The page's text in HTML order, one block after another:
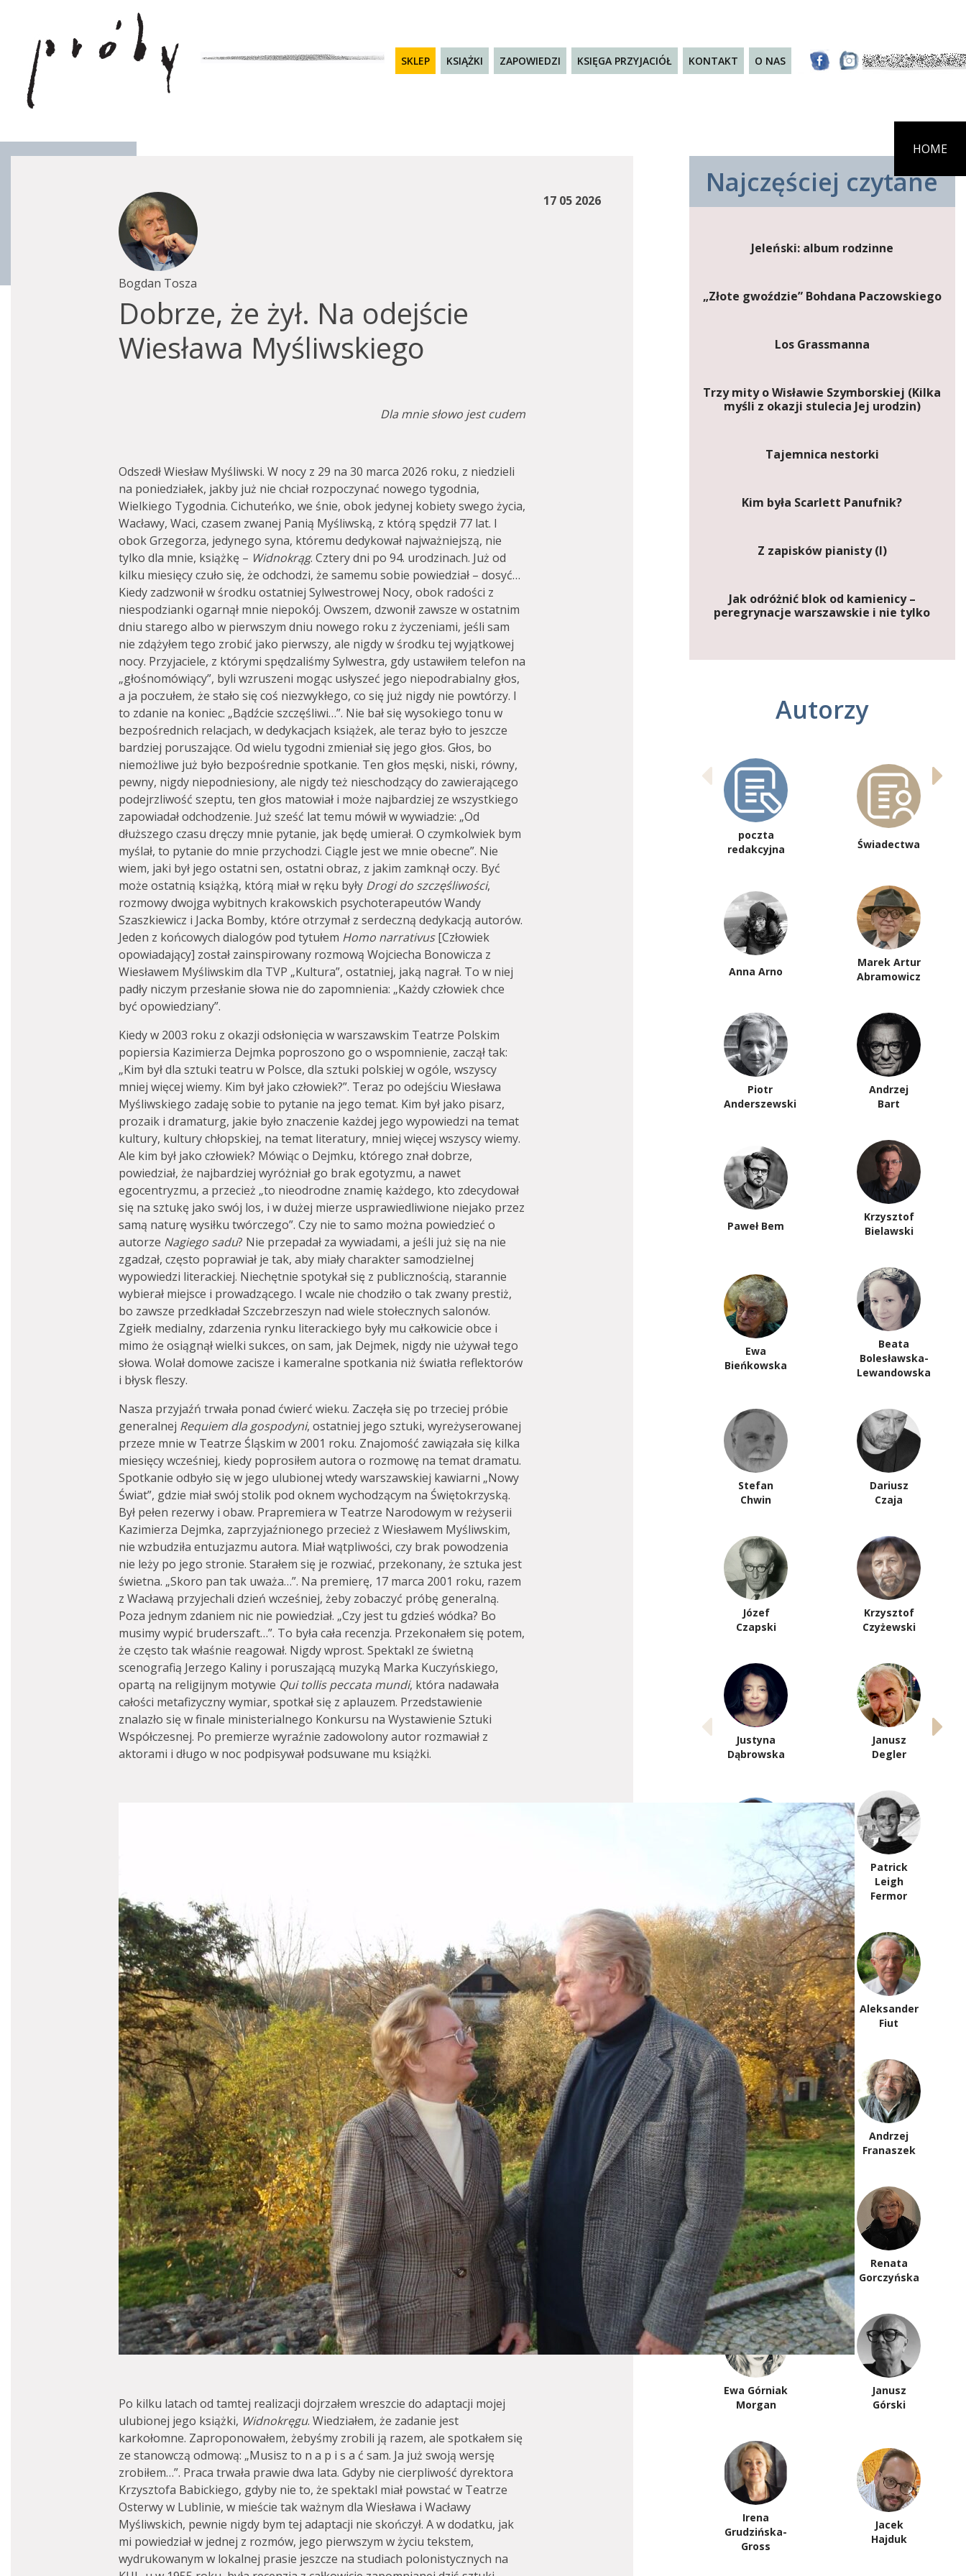
SKLEP KSIĄŻKI ZAPOWIEDZI KSIĘGA PRZYJACIÓŁ KONTAKT O NAS
HOME
17 05 2026
Bogdan Tosza
Dobrze, że żył. Na odejście
Wiesława Myśliwskiego
Dla mnie słowo jest cudem
Odszedł Wiesław Myśliwski. W nocy z 29 na 30 marca 2026 roku, z niedzieli
na poniedziałek, jakby już nie chciał rozpoczynać nowego tygodnia,
Wielkiego Tygodnia. Cichuteńko, we śnie, obok jedynej kobiety swego życia,
Wacławy, Waci, czasem zwanej Panią Myśliwską, z którą spędził 77 lat. I
obok Grzegorza, jedynego syna, któremu dedykował najważniejszą, nie
tylko dla mnie, książkę – Widnokrąg. Cztery dni po 94. urodzinach. Już od
kilku miesięcy czuło się, że odchodzi, że samemu sobie powiedział – dosyć…
Kiedy zadzwonił w środku ostatniej Sylwestrowej Nocy, obok radości z
niespodzianki ogarnął mnie niepokój. Owszem, dzwonił zawsze w ostatnim
dniu starego albo w pierwszym dniu nowego roku z życzeniami, jeśli sam
nie zdążyłem tego zrobić jako pierwszy, ale nigdy w środku tej wyjątkowej
nocy. Przyjaciele, z którymi spędzaliśmy Sylwestra, gdy ustawiłem telefon na
„głośnomówiący”, byli wzruszeni mogąc usłyszeć jego niepodrabialny głos,
a ja poczułem, że stało się coś niezwykłego, co się już nigdy nie powtórzy. I
to zdanie na koniec: „Bądźcie szczęśliwi…”. Nie bał się wysokiego tonu w
bezpośrednich relacjach, w dedykacjach książek, ale teraz było to jeszcze
bardziej poruszające. Od wielu tygodni zmieniał się jego głos. Głos, bo
niemożliwe już było bezpośrednie spotkanie. Ten głos męski, niski, równy,
pewny, nigdy niepodniesiony, ale nigdy też nieschodzący do zawierającego
podejrzliwość szeptu, ten głos matowiał i może najbardziej ze wszystkiego
zapowiadał odchodzenie. Już sześć lat temu mówił w wywiadzie: „Od
dłuższego czasu dręczy mnie pytanie, jak będę umierał. O czymkolwiek bym
myślał, to pytanie do mnie przychodzi. Ciągle jest we mnie obecne”. Nie
wiem, jaki był jego ostatni sen, ostatni obraz, z jakim zamknął oczy. Być
może ostatnią książką, którą miał w ręku były Drogi do szczęśliwości,
rozmowy dwojga wybitnych krakowskich psychoterapeutów Wandy
Szaszkiewicz i Jacka Bomby, które otrzymał z serdeczną dedykacją autorów.
Jeden z końcowych dialogów pod tytułem Homo narrativus[Człowiek
opowiadający] został zainspirowany rozmową Wojciecha Bonowicza z
Wiesławem Myśliwskim dla TVP „Kultura”, ostatniej, jaką nagrał. To w niej
padły niczym przesłanie słowa nie do zapomnienia: „Każdy człowiek chce
być opowiedziany”.
Kiedy w 2003 roku z okazji odsłonięcia w warszawskim Teatrze Polskim
popiersia Kazimierza Dejmka poproszono go o wspomnienie, zaczął tak:
„Kim był dla sztuki teatru w Polsce, dla sztuki polskiej w ogóle, wszyscy
mniej więcej wiemy. Kim był jako człowiek?”. Teraz po odejściu Wiesława
Myśliwskiego zadaję sobie to pytanie na jego temat. Kim był jako pisarz,
prozaik i dramaturg, jakie było znaczenie każdej jego wypowiedzi na temat
kultury, kultury chłopskiej, na temat literatury, mniej więcej wszyscy wiemy.
Ale kim był jako człowiek? Mówiąc o Dejmku, którego znał dobrze,
powiedział, że najbardziej wyróżniał go brak egotyzmu, a nawet
egocentryzmu, a przecież „to nieodrodne znamię każdego, kto zdecydował
się na sztukę jako swój los, i w dużej mierze usprawiedliwione niejako przez
samą naturę wysiłku twórczego”. Czy nie to samo można powiedzieć o
autorze Nagiego sadu? Nie przepadał za wywiadami, a jeśli już się na nie
zgadzał, często poprawiał je tak, aby miały charakter samodzielnej
wypowiedzi literackiej. Niechętnie spotykał się z publicznością, starannie
wybierał miejsce i prowadzącego. I wcale nie chodziło o tak zwany prestiż,
bo zawsze przedkładał Szczebrzeszyn nad wiele stołecznych salonów.
Zgiełk medialny, zdarzenia rynku literackiego były mu całkowicie obce i
mimo że osiągnął wielki sukces, on sam, jak Dejmek, nigdy nie używał tego
słowa. Wolał domowe zacisze i kameralne spotkania niż światła reflektorów
i błysk fleszy.
Nasza przyjaźń trwała ponad ćwierć wieku. Zaczęła się po trzeciej próbie
generalnej Requiem dla gospodyni, ostatniej jego sztuki, wyreżyserowanej
przeze mnie w Teatrze Śląskim w 2001 roku. Znajomość zawiązała się kilka
miesięcy wcześniej, kiedy poprosiłem autora o rozmowę na temat dramatu.
Spotkanie odbyło się w jego ulubionej wtedy warszawskiej kawiarni „Nowy
Świat”, gdzie miał swój stolik pod oknem wychodzącym na Świętokrzyską.
Był pełen rezerwy i obaw. Prapremiera w Teatrze Narodowym w reżyserii
Kazimierza Dejmka, zaprzyjaźnionego przecież z Wiesławem Myśliwskim,
nie wzbudziła entuzjazmu autora. Miał wątpliwości, czy brak powodzenia
nie leży po jego stronie. Starałem się je rozwiać, przekonany, że sztuka jest
świetna. „Skoro pan tak uważa…”. Na premierę, 17 marca 2001 roku, razem
z Wacławą przyjechali dzień wcześniej, żeby zobaczyć próbę generalną.
Poza jednym zdaniem nic nie powiedział. „Czy jest tu gdzieś wódka? Bo
musimy wypić bruderszaft…”. To była cała recenzja. Przekonałem się potem,
że często tak właśnie reagował. Nigdy wprost. Spektakl ze świetną
scenografią Jerzego Kaliny i poruszającą muzyką Marka Kuczyńskiego,
opartą na religijnym motywie Qui tollis peccata mundi, która nadawała
całości metafizyczny wymiar, spotkał się z aplauzem. Przedstawienie
znalazło się w finale ministerialnego Konkursu na Wystawienie Sztuki
Współczesnej. Po premierze wyraźnie zadowolony autor rozmawiał z
aktorami i długo w noc podpisywał podsuwane mu książki.
Po kilku latach od tamtej realizacji dojrzałem wreszcie do adaptacji mojej
ulubionej jego książki, Widnokręgu. Wiedziałem, że zadanie jest
karkołomne. Zaproponowałem, żebyśmy zrobili ją razem, ale spotkałem się
ze stanowczą odmową: „Musisz to n a p i s a ć sam. Ja już swoją wersję
zrobiłem…”. Praca trwała prawie dwa lata. Gdyby nie cierpliwość dyrektora
Krzysztofa Babickiego, gdyby nie to, że spektakl miał powstać w Teatrze
Osterwy w Lublinie, w mieście tak ważnym dla Wiesława i Wacławy
Myśliwskich, pewnie nigdy bym tej adaptacji nie skończył. A w dodatku, jak
mi powiedział w jednej z rozmów, jego pierwszym w życiu tekstem,
wydrukowanym w lokalnej prasie jeszcze na studiach polonistycznych na
Najczęściej czytane
Jeleński: album rodzinne
„Złote gwoździe” Bohdana Paczowskiego
Los Grassmanna
Trzy mity o Wisławie Szymborskiej (Kilka
myśli z okazji stulecia Jej urodzin)
Tajemnica nestorki
Kim była Scarlett Panufnik?
Z zapisków pianisty (I)
Jak odróżnić blok od kamienicy –
peregrynacje warszawskie i nie tylko
Autorzy
poczta
redakcyjna
Świadectwa
Anna Arno
Marek Artur
Abramowicz
Piotr
Anderszewski
Andrzej
Bart
Paweł Bem
Krzysztof
Bielawski
Ewa
Bieńkowska
Beata
Bolesławska-
Lewandowska
Stefan
Chwin
Dariusz
Czaja
Józef
Czapski
Krzysztof
Czyżewski
Justyna
Dąbrowska
Janusz
Degler
Jakub
Dolatowski
Patrick
Leigh
Fermor
Tomasz
Fiałkowski
Aleksander
Fiut
Dorota
Fortuna
Andrzej
Franaszek
Łukasz
Garbal
Renata
Gorczyńska
Ewa Górniak
Morgan
Janusz
Górski
Irena
Grudzińska-
Gross
Jacek
Hajduk